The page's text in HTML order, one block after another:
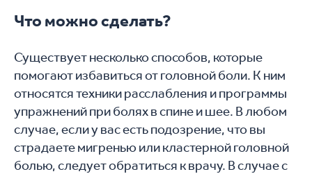
Что можно сделать?
Существует несколько способов, которые
помогают избавиться от головной боли. К ним
относятся техники расслабления и программы
упражнений при болях в спине и шее. В любом
случае, если у вас есть подозрение, что вы
страдаете мигренью или кластерной головной
болью, следует обратиться к врачу. В случае с